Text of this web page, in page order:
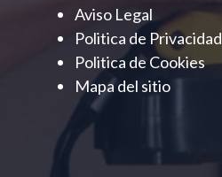
Aviso Legal
Politica de Privacidad
Politica de Cookies
Mapa del sitio